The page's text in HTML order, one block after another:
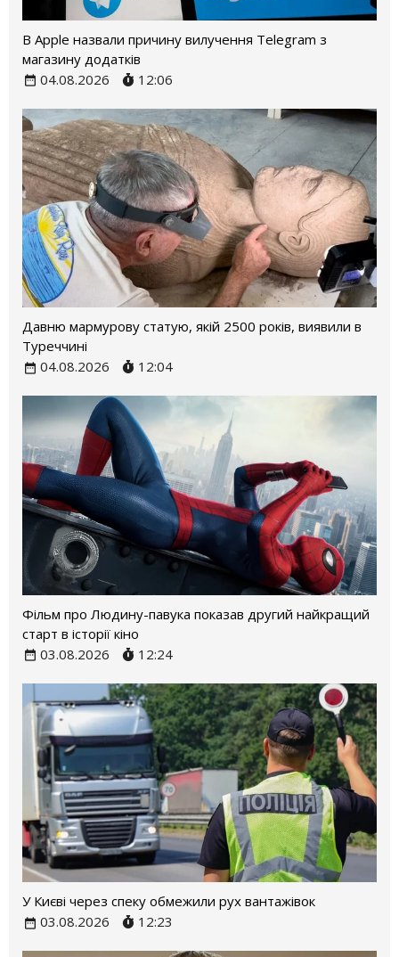
В Apple назвали причину вилучення Telegram з
магазину додатків
04.08.2026
12:06
Давню мармурову статую, якій 2500 років, виявили в
Туреччині
04.08.2026
12:04
Фільм про Людину-павука показав другий найкращий
старт в історії кіно
03.08.2026
12:24
У Києві через спеку обмежили рух вантажівок
03.08.2026
12:23